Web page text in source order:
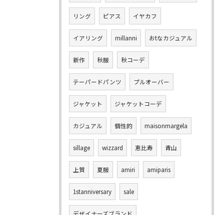
リング ピアス イヤカフ
イアリング millanni おtなカジュアル
新作 秋服 秋コーデ
テーパードパンツ プルオーバー
ジャケット ジャケットコーデ
カジュアル 個性的 maisonmargela
sillage wizzard 恵比寿 青山
上質 夏服 amiri amiparis
1stanniversary sale